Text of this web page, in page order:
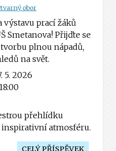
obor
výstavu prací žáků
Smetanova! Přijďte se
plnou nápadů,
na svět.
5. 2026
přehlídku
atmosféru.
CELÝ PŘÍSPĚVEK